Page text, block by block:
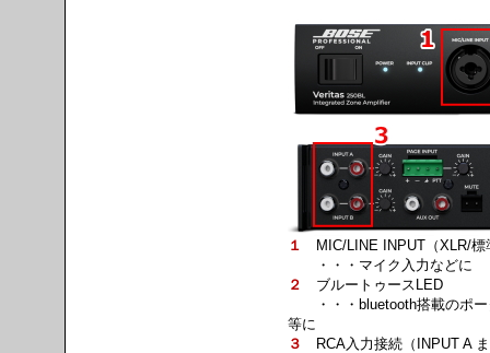
１
MIC/LINE INPUT（XLR/標
・・・マイク入力などに
２
ブルートゥースLED
・・・bluetooth搭載のポー
等に
３
RCA入力接続（INPUT A